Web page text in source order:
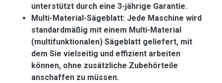
unterstützt durch eine 3-jährige Garantie.
Multi-Material-Sägeblatt: Jede Maschine wird
standardmäßig mit einem Multi-Material
(multifunktionalen) Sägeblatt geliefert, mit
dem Sie vielseitig und effizient arbeiten
können, ohne zusätzliche Zubehörteile
anschaffen zu müssen.